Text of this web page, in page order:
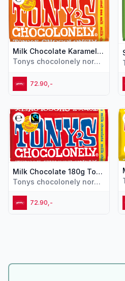
Milk Chocolate Karamell 180g Tony's
Tonys chocolonely norway
72.90,-
Milk Chocolate 180g Tony's
Tonys chocolonely norway
72.90,-
Vis flere detaljer for produktet